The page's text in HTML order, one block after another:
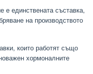
е единствената съставка,
на производството
които работят също
хормоналните